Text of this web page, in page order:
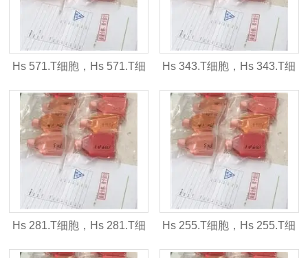
Hs 571.T细胞，Hs 571.T细
胞株
Hs 343.T细胞，Hs 343.T细
胞株
Hs 281.T细胞，Hs 281.T细
胞株
Hs 255.T细胞，Hs 255.T细
胞株